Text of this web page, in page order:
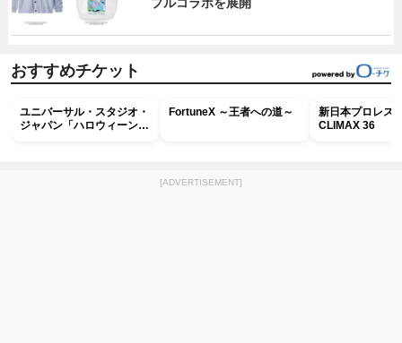
おすすめチケット
ユニバーサル・スタジオ・
ジャパン「ハロウィーン・
FortuneX ～王者への道～
新日本プロレス
CLIMAX 36
[ADVERTISEMENT]